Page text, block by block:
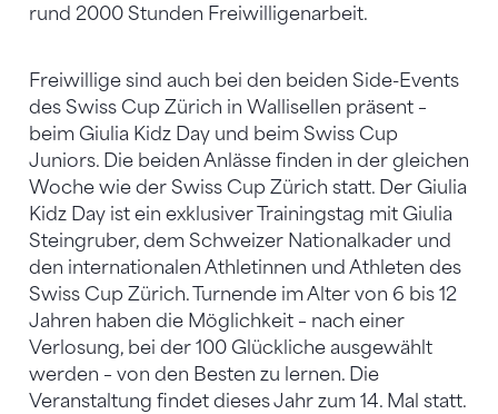
rund 2000 Stunden Freiwilligenarbeit.
Freiwillige sind auch bei den beiden Side-Events
des Swiss Cup Zürich in Wallisellen präsent –
beim Giulia Kidz Day und beim Swiss Cup
Juniors. Die beiden Anlässe finden in der gleichen
Woche wie der Swiss Cup Zürich statt. Der Giulia
Kidz Day ist ein exklusiver Trainingstag mit Giulia
Steingruber, dem Schweizer Nationalkader und
den internationalen Athletinnen und Athleten des
Swiss Cup Zürich. Turnende im Alter von 6 bis 12
Jahren haben die Möglichkeit – nach einer
Verlosung, bei der 100 Glückliche ausgewählt
werden – von den Besten zu lernen. Die
Veranstaltung findet dieses Jahr zum 14. Mal statt.